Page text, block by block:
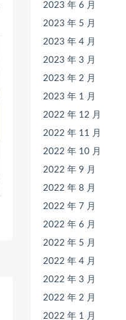
2023 年 6 月
2023 年 5 月
2023 年 4 月
2023 年 3 月
2023 年 2 月
2023 年 1 月
2022 年 12 月
2022 年 11 月
2022 年 10 月
2022 年 9 月
2022 年 8 月
2022 年 7 月
2022 年 6 月
2022 年 5 月
2022 年 4 月
2022 年 3 月
2022 年 2 月
2022 年 1 月